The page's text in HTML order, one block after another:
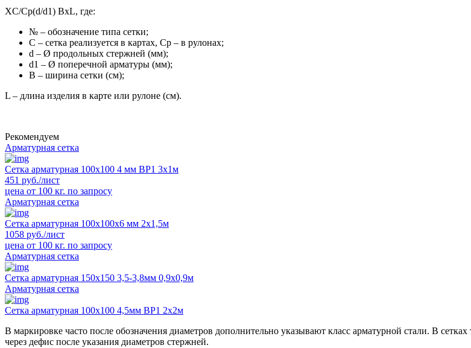
XC/Ср(d/d1) BxL, где:
№ – обозначение типа сетки;
С – сетка реализуется в картах, Ср – в рулонах;
d – Ø продольных стержней (мм);
d1 – Ø поперечной арматуры (мм);
B – ширина сетки (см);
L – длина изделия в карте или рулоне (см).
Рекомендуем
Арматурная сетка
Сетка арматурная 100x100 4 мм ВР1 3х1м
451 руб./лист
цена от 100 кг. по запросу
Арматурная сетка
Сетка арматурная 100x100x6 мм 2х1,5м
1058 руб./лист
цена от 100 кг. по запросу
Арматурная сетка
Сетка арматурная 150х150 3,5-3,8мм 0,9х0,9м
Арматурная сетка
Сетка арматурная 100х100 4,5мм ВР1 2х2м
В маркировке часто после обозначения диаметров дополнительно указывают класс арматурной стали. В
через дефис после указания диаметров стержней.